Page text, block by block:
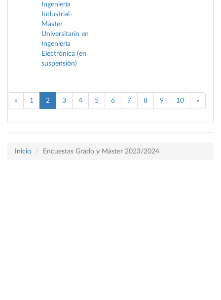
Ingeniería
Industrial-
Máster
Universitario en
Ingeniería
Electrónica (en
suspensión)
« 1 2 3 4 5 6 7 8 9 10 »
Inicio Encuestas Grado y Máster 2023/2024